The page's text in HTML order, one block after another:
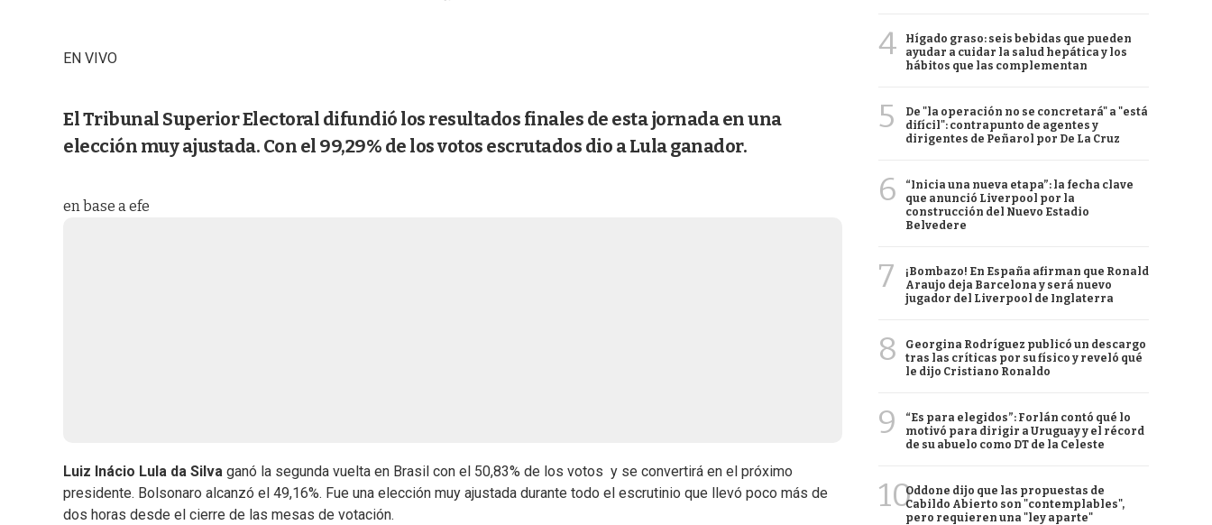
EN VIVO
El Tribunal Superior Electoral difundió los resultados finales de esta jornada en una
elección muy ajustada. Con el 99,29% de los votos escrutados dio a Lula ganador.
en base a efe
Luiz Inácio Lula da Silva ganó la segunda vuelta en Brasil con el 50,83% de los votos y se convertirá en el próximo
presidente. Bolsonaro alcanzó el 49,16%. Fue una elección muy ajustada durante todo el escrutinio que llevó poco más de
dos horas desde el cierre de las mesas de votación.
4
Hígado graso: seis bebidas que pueden
ayudar a cuidar la salud hepática y los
hábitos que las complementan
5
De "la operación no se concretará" a "está
difícil": contrapunto de agentes y
dirigentes de Peñarol por De La Cruz
6
“Inicia una nueva etapa”: la fecha clave
que anunció Liverpool por la
construcción del Nuevo Estadio
Belvedere
7
¡Bombazo! En España afirman que Ronald
Araujo deja Barcelona y será nuevo
jugador del Liverpool de Inglaterra
8
Georgina Rodríguez publicó un descargo
tras las críticas por su físico y reveló qué
le dijo Cristiano Ronaldo
9
“Es para elegidos”: Forlán contó qué lo
motivó para dirigir a Uruguay y el récord
de su abuelo como DT de la Celeste
10Oddone dijo que las propuestas de
Cabildo Abierto son "contemplables",
pero requieren una "ley aparte"